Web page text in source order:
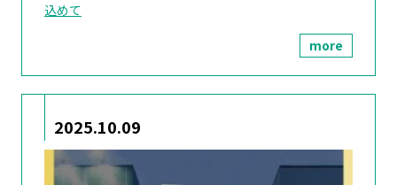
込めて
more
2025.10.09